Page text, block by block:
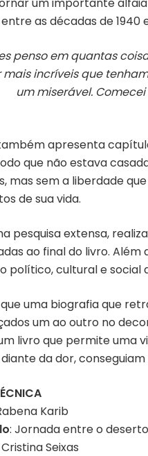
as décadas de 1940
penso em quantas
mais incríveis que
um miserável.
apresenta
que não estava
mas sem a liberdade
de sua vida.
pesquisa extensa,
ao final do livro.
político, cultural e social
uma biografia que
um ao outro no
livro que permite uma
da dor,
Karib
: Jornada entre o
Cristina Seixas